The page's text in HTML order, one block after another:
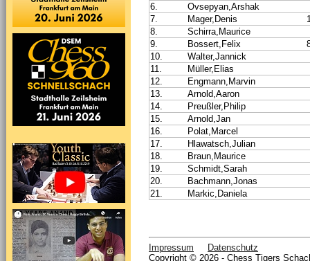
6.
Ovsepyan,Arshak
7.
Mager,Denis
8.
Schirra,Maurice
9.
Bossert,Felix
10.
Walter,Jannick
11.
Müller,Elias
12.
Engmann,Marvin
13.
Arnold,Aaron
14.
Preußler,Philip
15.
Arnold,Jan
16.
Polat,Marcel
17.
Hlawatsch,Julian
18.
Braun,Maurice
19.
Schmidt,Sarah
20.
Bachmann,Jonas
21.
Markic,Daniela
Impressum
Datenschutz
Copyright © 2026 - Chess Tigers